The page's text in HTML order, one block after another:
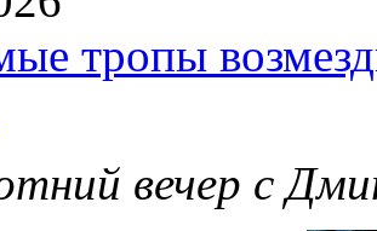
тропы
вечер с